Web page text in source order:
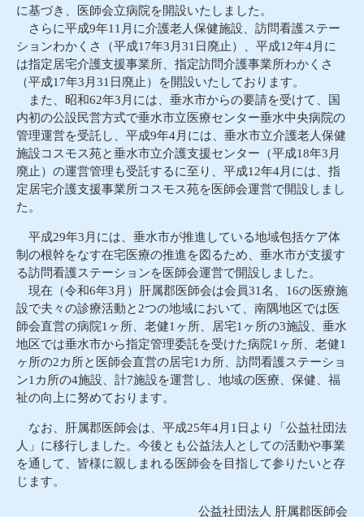
に基づき、医師会立病院を開設いたしました。
さらに平成9年11月に介護老人保健施設、訪問看護ステー
ションわかくさ（平成17年3月31日廃止）、平成12年4月に
は指定居宅介護支援事業所、指定訪問介護事業所わかくさ
（平成17年3月31日廃止）を開設いたしております。
また、昭和62年3月には、垂水市からの要請を受けて、国
内初の公設民営方式で垂水市立医療センター垂水中央病院の
管理運営を受託し、平成9年4月には、垂水市立介護老人保健
施設コスモス苑と垂水市立介護支援センター（平成18年3月
廃止）の運営管理も受託するに至り、平成12年4月には、指
定居宅介護支援事業所コスモス苑を医師会運営で開設しまし
た。
平成29年3月には、垂水市が推進している地域包括ケア体
制の根幹をなす在宅医療の推進を図るため、垂水市が支援す
る訪問看護ステーションを医師会運営で開設しました。
現在（令和6年3月）肝属郡医師会は会員31名、16の医療施
設で夫々の診療活動と2つの地域において、南隅地区では医
師会直営の病院1ヶ所、老健1ヶ所、居宅1ヶ所の3施設、垂水
地区では垂水市から指定管理委託を受けた病院1ヶ所、老健1
ヶ所の2カ所と医師会直営の居宅1カ所、訪問看護ステーショ
ン1カ所の4施設、計7施設を運営し、地域の医療、保健、福
祉の向上に努めております。
なお、肝属郡医師会は、平成25年4月1日より「公益社団法
人」に移行しました。今後とも公益法人としての活動や事業
を通して、皆様に親しまれる医師会を目指して参りたいと存
じます。
公益社団法人 肝属郡医師会